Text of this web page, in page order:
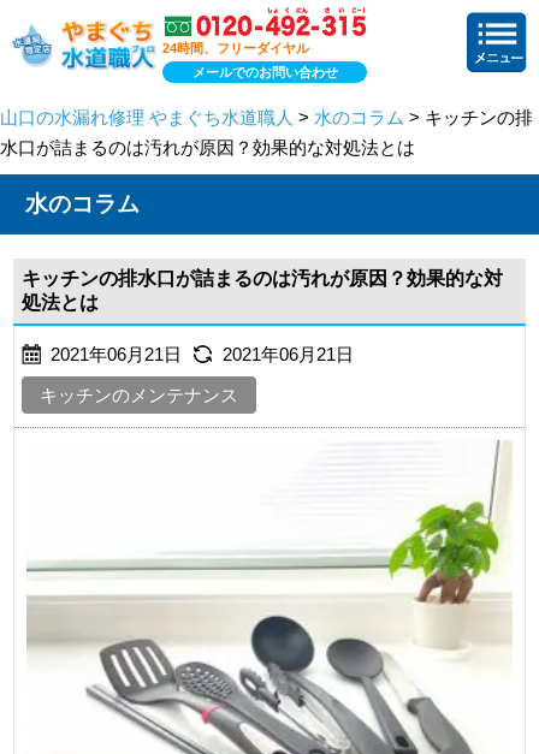
24時間、フリーダイヤル
メールでのお問い合わせ
山口の水漏れ修理 やまぐち水道職人 > 水のコラム > キッチンの排
水口が詰まるのは汚れが原因？効果的な対処法とは
水のコラム
キッチンの排水口が詰まるのは汚れが原因？効果的な対
処法とは
2021年06月21日
2021年06月21日
キッチンのメンテナンス